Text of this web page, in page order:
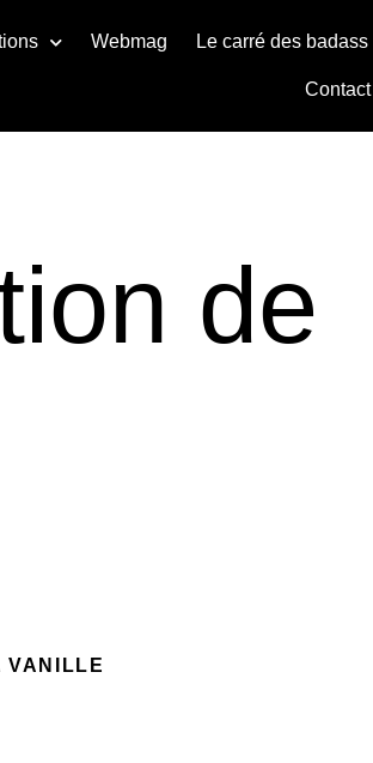
Webmag Le carré des badass
Contact
de
VANILLE